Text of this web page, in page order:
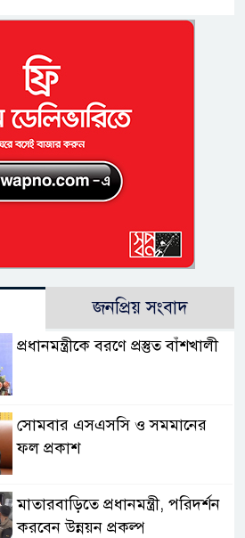
জনপ্রিয় সংবাদ
প্রধানমন্ত্রীকে বরণে প্রস্তুত বাঁশখালী
সোমবার এসএসসি ও সমমানের
ফল প্রকাশ
মাতারবাড়িতে প্রধানমন্ত্রী, পরিদর্শন
করবেন উন্নয়ন প্রকল্প